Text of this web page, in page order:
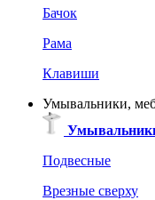
Бачок
Рама
Клавиши
Умывальники,
Подвесные
Врезные сверху